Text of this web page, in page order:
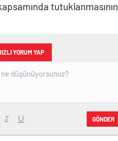
tutuklanmasının
YORUM YAP
GÖNDER